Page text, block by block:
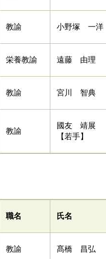
教諭 小野塚 一洋
栄養教諭 遠藤 由理
教諭 宮川 智典
教諭
國友 靖展
【若手】
職名 氏名
教諭 髙橋 昌弘